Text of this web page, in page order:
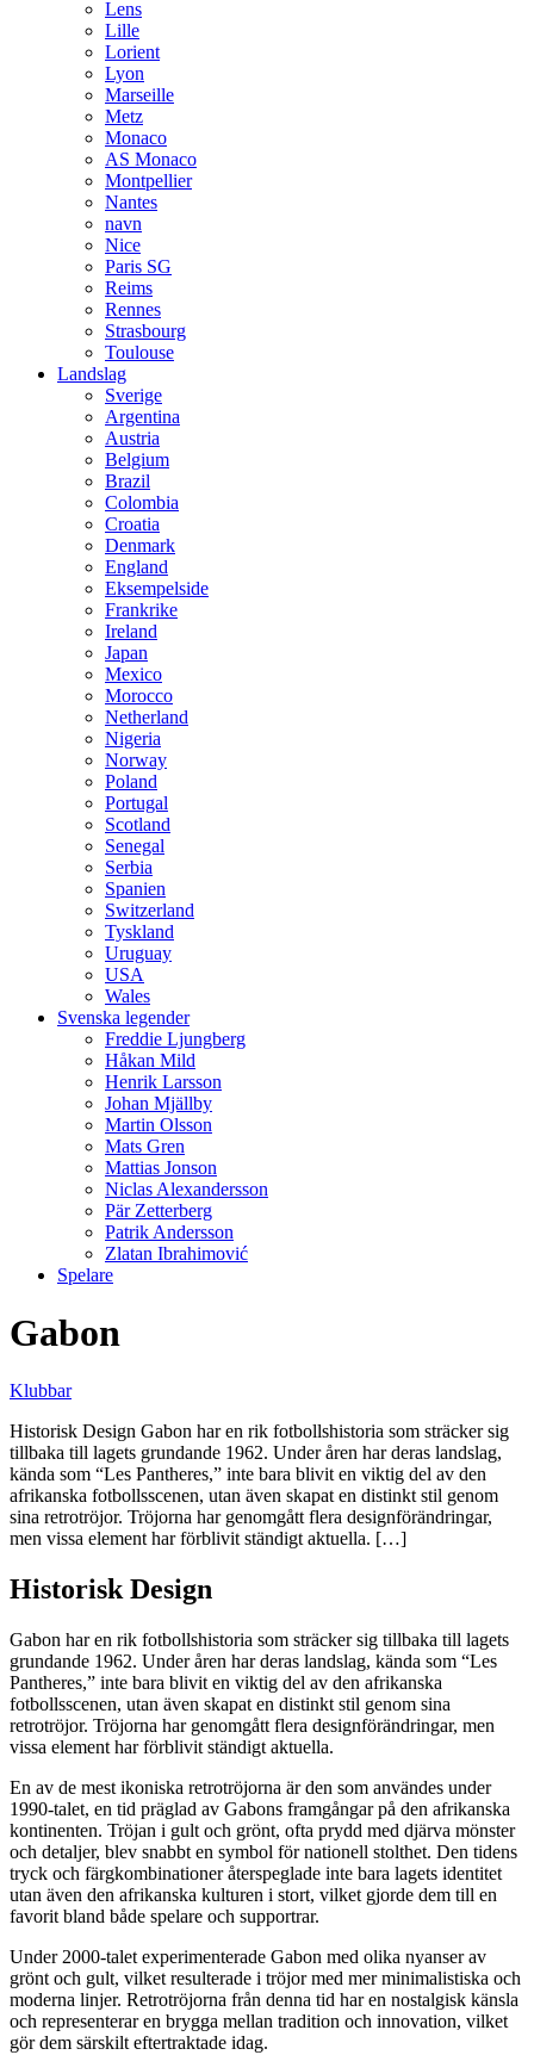
Lens
Lille
Lorient
Lyon
Marseille
Metz
Monaco
AS Monaco
Montpellier
Nantes
navn
Nice
Paris SG
Reims
Rennes
Strasbourg
Toulouse
Landslag
Sverige
Argentina
Austria
Belgium
Brazil
Colombia
Croatia
Denmark
England
Eksempelside
Frankrike
Ireland
Japan
Mexico
Morocco
Netherland
Nigeria
Norway
Poland
Portugal
Scotland
Senegal
Serbia
Spanien
Switzerland
Tyskland
Uruguay
USA
Wales
Svenska legender
Freddie Ljungberg
Håkan Mild
Henrik Larsson
Johan Mjällby
Martin Olsson
Mats Gren
Mattias Jonson
Niclas Alexandersson
Pär Zetterberg
Patrik Andersson
Zlatan Ibrahimović
Spelare
Gabon
Klubbar
Historisk Design Gabon har en rik fotbollshistoria som sträcker sig
tillbaka till lagets grundande 1962. Under åren har deras landslag,
kända som “Les Pantheres,” inte bara blivit en viktig del av den
afrikanska fotbollsscenen, utan även skapat en distinkt stil genom
sina retrotröjor. Tröjorna har genomgått flera designförändringar,
men vissa element har förblivit ständigt aktuella. […]
Historisk Design
Gabon har en rik fotbollshistoria som sträcker sig tillbaka till lagets
grundande 1962. Under åren har deras landslag, kända som “Les
Pantheres,” inte bara blivit en viktig del av den afrikanska
fotbollsscenen, utan även skapat en distinkt stil genom sina
retrotröjor. Tröjorna har genomgått flera designförändringar, men
vissa element har förblivit ständigt aktuella.
En av de mest ikoniska retrotröjorna är den som användes under
1990-talet, en tid präglad av Gabons framgångar på den afrikanska
kontinenten. Tröjan i gult och grönt, ofta prydd med djärva mönster
och detaljer, blev snabbt en symbol för nationell stolthet. Den tidens
tryck och färgkombinationer återspeglade inte bara lagets identitet
utan även den afrikanska kulturen i stort, vilket gjorde dem till en
favorit bland både spelare och supportrar.
Under 2000-talet experimenterade Gabon med olika nyanser av
grönt och gult, vilket resulterade i tröjor med mer minimalistiska och
moderna linjer. Retrotröjorna från denna tid har en nostalgisk känsla
och representerar en brygga mellan tradition och innovation, vilket
gör dem särskilt eftertraktade idag.